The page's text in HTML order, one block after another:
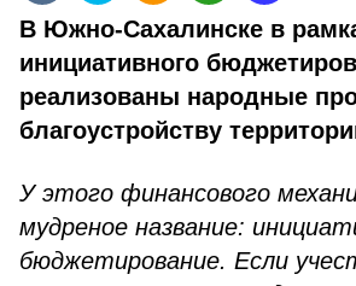
В Южно-Сахалинске в
инициативного
реализованы народные
благоустройству
У этого финансового
мудреное название:
бюджетирование. Если